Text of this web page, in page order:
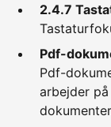
2.4.7
Pdf-
Pdf-
arbejder